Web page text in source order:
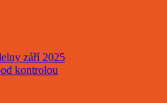
září 2025
kontrolou